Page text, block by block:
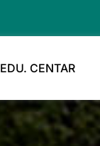
EDU. CENTAR